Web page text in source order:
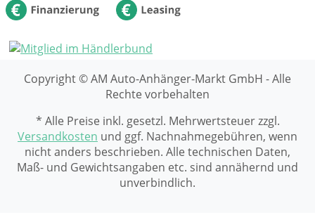
Copyright © AM Auto-Anhänger-Markt GmbH - Alle
Rechte vorbehalten
* Alle Preise inkl. gesetzl. Mehrwertsteuer zzgl.
Versandkosten und ggf. Nachnahmegebühren, wenn
nicht anders beschrieben. Alle technischen Daten,
Maß- und Gewichtsangaben etc. sind annähernd und
unverbindlich.